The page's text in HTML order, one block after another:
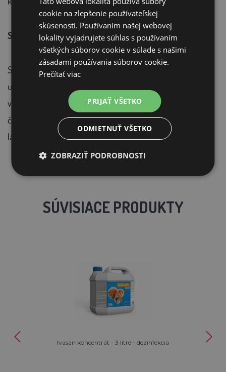
Skladovanie:
Skladovať v suchom a tmavom prostredí v pôvodných
uzavretých obaloch. Po otvorení postupne spotrebujte,
výrobok už dlhodobo neskladujte. Mikroskopické pevné
čiastočky a mierny sediment je daný obsahom prírodných
látok a nie je na závadu výrobku.
SÚVISIACE PRODUKTY
Ivasan koncentrát - 3 litre - dezinfekcia
cookie na zlepšenie používateľskej
skúsenosti. Používaním našej webovej
lokality vyjadrujete súhlas s používaním
všetkých súborov cookie v súlade s našimi
zásadami používania súborov cookie.
Prečítať viac
PRIJAŤ VŠETKO
ODMIETNUŤ VŠETKO
ZOBRAZIŤ PODROBNOSTI